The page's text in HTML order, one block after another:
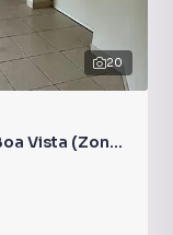
20
Vista (Zona